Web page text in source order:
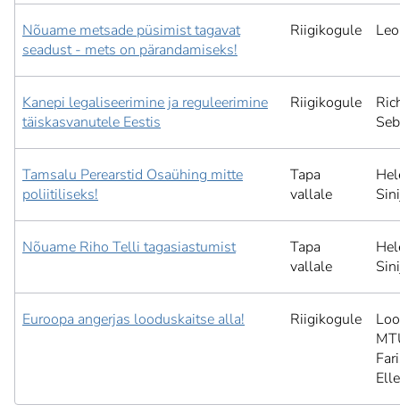
Nõuame metsade püsimist tagavat
seadust - mets on pärandamiseks!
Riigikogule
Kanepi legaliseerimine ja reguleerimine
täiskasvanutele Eestis
Riigikogule
Tamsalu Perearstid Osaühing mitte
poliitiliseks!
Tapa
vallale
Nõuame Riho Telli tagasiastumist
Tapa
vallale
Euroopa angerjas looduskaitse alla! Riigikogule